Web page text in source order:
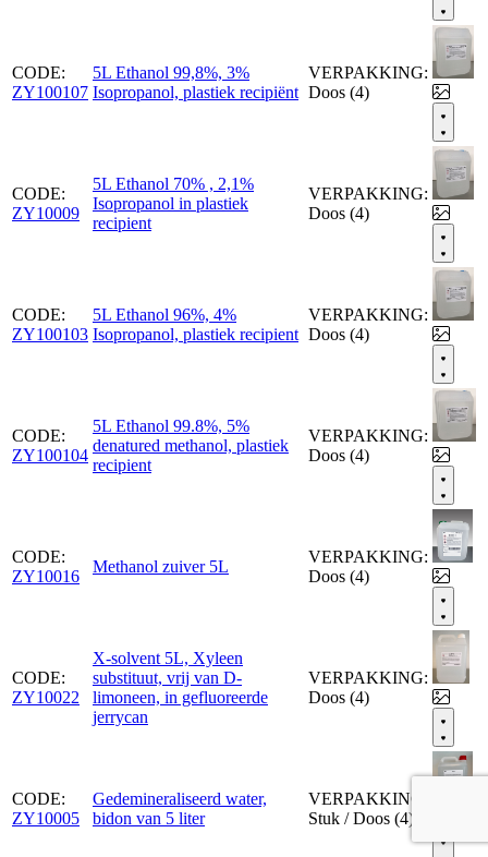
CODE:
ZY100107
5L Ethanol 99,8%, 3%
Isopropanol, plastiek recipiënt
VERPAKKING:
Doos (4)
CODE:
ZY10009
5L Ethanol 70% , 2,1%
Isopropanol in plastiek
recipient
VERPAKKING:
Doos (4)
CODE:
ZY100103
5L Ethanol 96%, 4%
Isopropanol, plastiek recipient
VERPAKKING:
Doos (4)
CODE:
ZY100104
5L Ethanol 99.8%, 5%
denatured methanol, plastiek
recipient
VERPAKKING:
Doos (4)
CODE:
ZY10016
Methanol zuiver 5L
VERPAKKING:
Doos (4)
CODE:
ZY10022
X-solvent 5L, Xyleen
substituut, vrij van D-
limoneen, in gefluoreerde
jerrycan
VERPAKKING:
Doos (4)
CODE:
ZY10005
Gedemineraliseerd water,
bidon van 5 liter
VERPAKKING:
Stuk / Doos (4)